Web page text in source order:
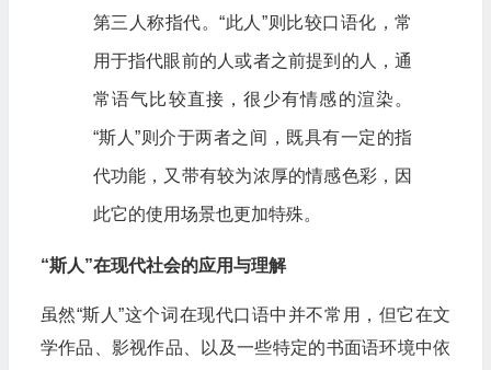
第三人称指代。“此人”则比较口语化，常
用于指代眼前的人或者之前提到的人，通
常语气比较直接，很少有情感的渲染。
“斯人”则介于两者之间，既具有一定的指
代功能，又带有较为浓厚的情感色彩，因
此它的使用场景也更加特殊。
“斯人”在现代社会的应用与理解
虽然“斯人”这个词在现代口语中并不常用，但它在文
学作品、影视作品、以及一些特定的书面语环境中依